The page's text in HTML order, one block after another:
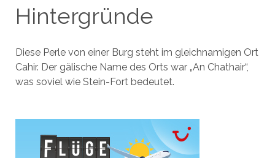
Hintergründe
Diese Perle von einer Burg steht im gleichnamigen Ort
Cahir. Der gälische Name des Orts war „An Chathair“,
was soviel wie Stein-Fort bedeutet.